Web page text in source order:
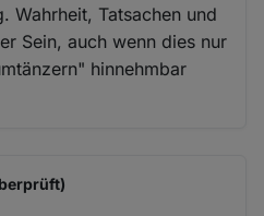
Wahrheit, Tatsachen und
Sein, auch wenn dies nur
hinnehmbar